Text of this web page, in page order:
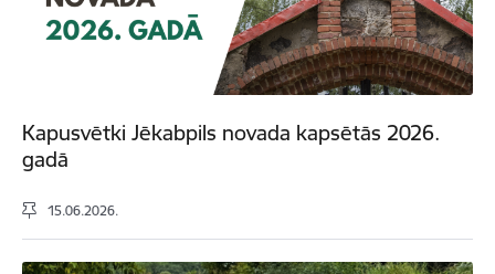
Kapusvētki Jēkabpils novada kapsētās 2026.
gadā
15.06.2026.